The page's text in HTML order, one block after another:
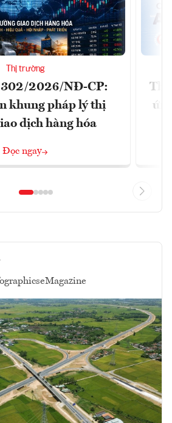
Thị trường
2026/NĐ-CP:
khung pháp lý thị
dịch hàng hóa
Đọc ngay
eMagazine